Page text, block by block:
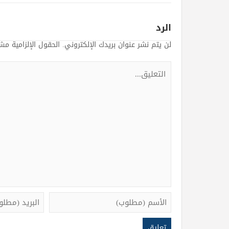
الرد
لن يتم نشر عنوان بريدك الإلكتروني. الحقول الإلزامية